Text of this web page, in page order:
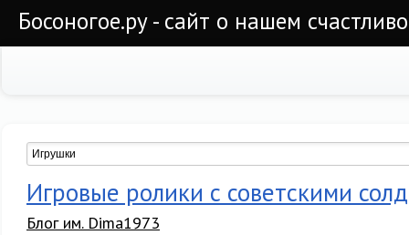
Босоногое.ру - сайт о нашем
Игровые ролики с советскими
Блог им. Dima1973